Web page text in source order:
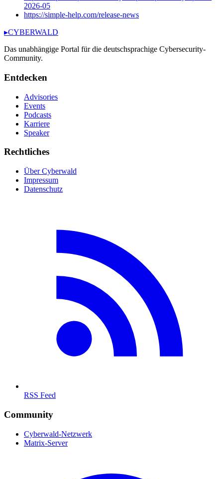
2026-05
https://simple-help.com/release-news
▸CYBERWALD
Das unabhängige Portal für die deutschsprachige Cybersecurity-
Community.
Entdecken
Advisories
Events
Podcasts
Karriere
Speaker
Rechtliches
Über Cyberwald
Impressum
Datenschutz
RSS Feed
Community
Cyberwald-Netzwerk
Matrix-Server